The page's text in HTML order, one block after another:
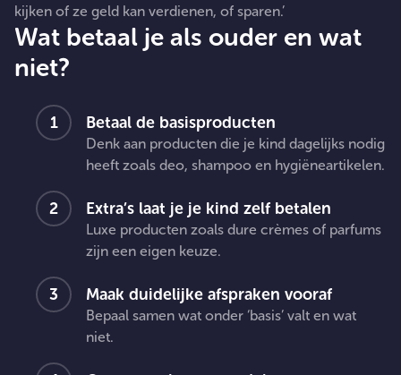
kijken of ze geld kan verdienen, of sparen.’
Wat betaal je als ouder en wat
niet?
Betaal de basisproducten
Denk aan producten die je kind dagelijks nodig
heeft zoals deo, shampoo en hygiëneartikelen.
Extra’s laat je je kind zelf betalen
Luxe producten zoals dure crèmes of parfums
zijn een eigen keuze.
Maak duidelijke afspraken vooraf
Bepaal samen wat onder ‘basis’ valt en wat
niet.